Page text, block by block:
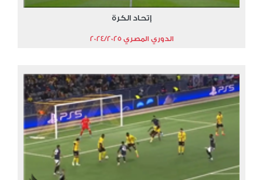
إتحاد الكرة
الدوري المصري 2024/2025